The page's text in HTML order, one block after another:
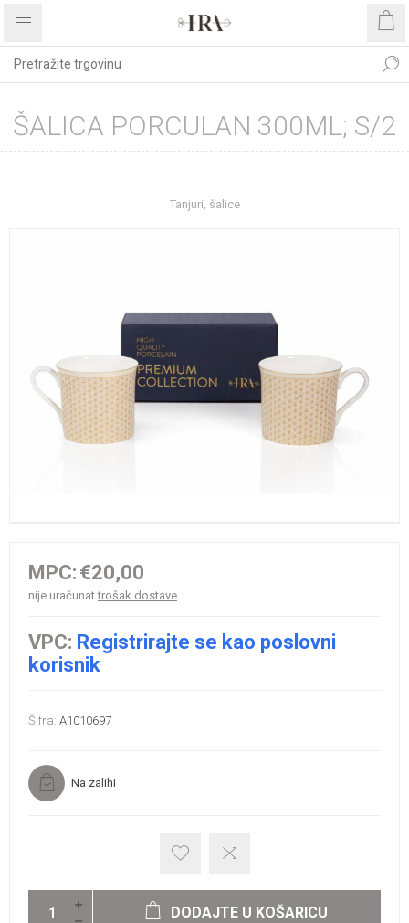
ŠALICA PORCULAN 300ML; S/2
Tanjuri, šalice
MPC: €20,00
nije uračunattrošak dostave
VPC: Registrirajte se kao poslovni
korisnik
Šifra: A1010697
Na zalihi
DODAJTE U KOŠARICU